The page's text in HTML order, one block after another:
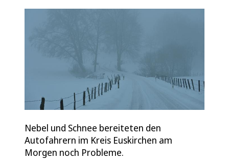
Nebel und Schnee bereiteten den
Autofahrern im Kreis Euskirchen am
Morgen noch Probleme.